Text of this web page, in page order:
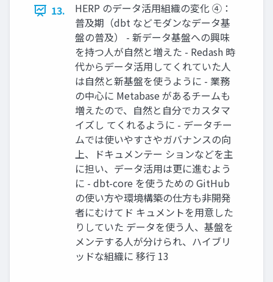
13.
HERP のデータ活用組織の変化 ④：
普及期（dbt などモダンなデータ基
盤の普及） - 新データ基盤への興味
を持つ人が自然と増えた - Redash 時
代からデータ活用してくれていた人
は自然と新基盤を使うように - 業務
の中心に Metabase があるチームも
増えたので、自然と自分でカスタマ
イズし てくれるように - データチー
ムでは使いやすさやガバナンスの向
上、ドキュメンテー ションなどを主
に担い、データ活用は更に進むよう
に - dbt-core を使うための GitHub
の使い方や環境構築の仕方も非開発
者にむけてド キュメントを用意した
りしていた データを使う人、基盤を
メンテする人が分けられ、ハイブリ
ッドな組織に 移行 13